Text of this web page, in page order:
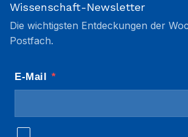
Wissenschaft-Newsletter
Die wichtigsten Entdeckungen der
Postfach.